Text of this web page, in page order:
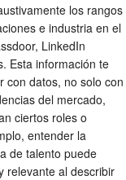
los rangos
e industria en el
LinkedIn
Esta información te
con datos, no solo con
del mercado,
ciertos roles o
entender la
de talento puede
relevante al describir